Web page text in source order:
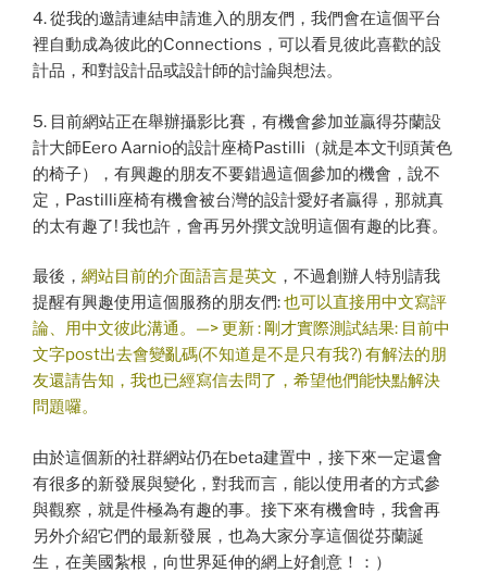
4. 從我的邀請連結申請進入的朋友們，我們會在這個平台
裡自動成為彼此的Connections，可以看見彼此喜歡的設
計品，和對設計品或設計師的討論與想法。
5. 目前網站正在舉辦攝影比賽，有機會參加並贏得芬蘭設
計大師Eero Aarnio的設計座椅Pastilli（就是本文刊頭黃色
的椅子），有興趣的朋友不要錯過這個參加的機會，說不
定，Pastilli座椅有機會被台灣的設計愛好者贏得，那就真
的太有趣了! 我也許，會再另外撰文說明這個有趣的比賽。
最後， 網站目前的介面語言是英文 ，不過創辦人特別請我
提醒有興趣使用這個服務的朋友們:也可以直接用中文寫評
論、用中文彼此溝通。—> 更新 : 剛才實際測試結果: 目前中
文字post出去會變亂碼(不知道是不是只有我?) 有解法的朋
友還請告知，我也已經寫信去問了，希望他們能快點解決
問題囉。
由於這個新的社群網站仍在beta建置中，接下來一定還會
有很多的新發展與變化，對我而言，能以使用者的方式參
與觀察，就是件極為有趣的事。接下來有機會時，我會再
另外介紹它們的最新發展，也為大家分享這個從芬蘭誕
生，在美國紮根，向世界延伸的網上好創意！：）